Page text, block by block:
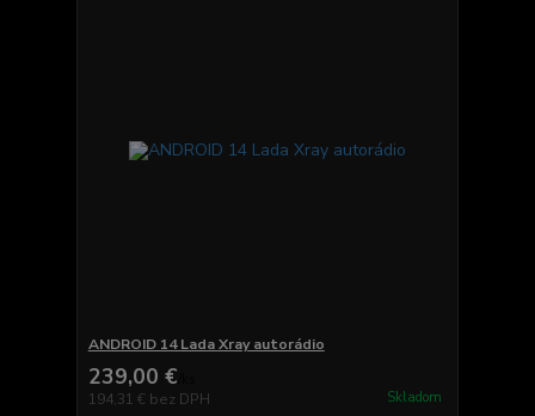
ANDROID 14 Lada Xray autorádio
239,00 €
194,31 € bez DPH Skladom